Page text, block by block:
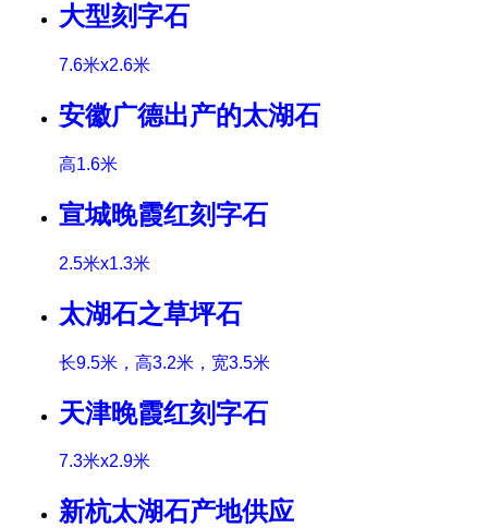
大型刻字石
7.6米x2.6米
安徽广德出产的太湖石
高1.6米
宣城晚霞红刻字石
2.5米x1.3米
太湖石之草坪石
长9.5米，高3.2米，宽3.5米
天津晚霞红刻字石
7.3米x2.9米
新杭太湖石产地供应